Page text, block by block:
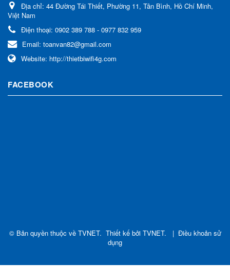
Địa chỉ: 44 Đường Tái Thiết, Phường 11, Tân Bình, Hồ Chí Minh,
Việt Nam
Điện thoại: 0902 389 788 - 0977 832 959
Email: toanvan82@gmail.com
Website: http://thietbiwifi4g.com
FACEBOOK
© Bản quyền thuộc về TVNET. Thiết kế bởi TVNET. | Điều khoản sử
dụng